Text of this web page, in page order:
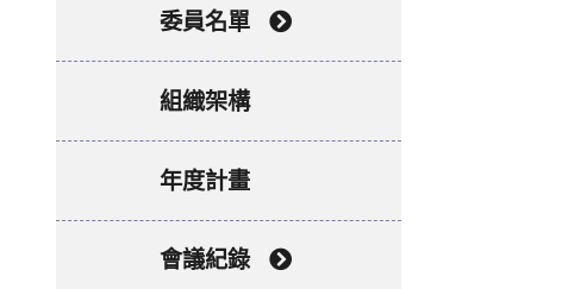
委員名單
組織架構
年度計畫
會議紀錄